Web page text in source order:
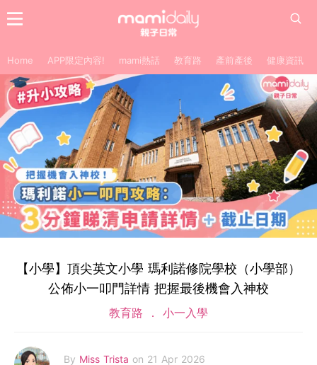
Home APP限定內容! mami熱話 教育路 產前產後 健康資訊
【小學】頂尖英文小學 瑪利諾修院學校（小學部）
公佈小一叩門詳情 把握最後機會入神校
教育路 小一入學
By Miss Trista on 21 Apr 2026